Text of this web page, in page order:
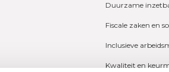
Duurzame
Fiscale zaken en
Inclusieve
Kwaliteit en